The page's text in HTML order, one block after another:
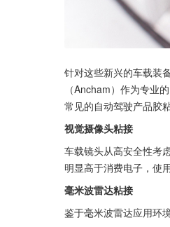
针对这些新兴的车载装
（Ancham）作为专业
常见的自动驾驶产品胶
视觉摄像头粘接
车载镜头从高安全性考
明显高于消费电子，使
毫米波雷达粘接
鉴于毫米波雷达应用环